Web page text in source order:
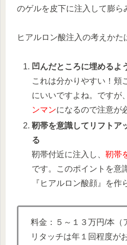
のゲルを皮下に注入して膨ら
ヒアルロン酸注入の考えかた
凹んだところに埋めるよ
これは分かりやすい！頬
にいいですよね。ですが
ンマンになるので注意が
靭帯を意識してリフトア
る
靭帯付近に注入し、靭帯
です。このポイントを意
『ヒアルロン酸顔』を作
料金：５～１３万円/本（
リタッチは年１回程度が